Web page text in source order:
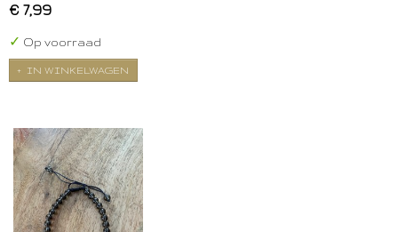
€ 7,99
✓ Op voorraad
IN WINKELWAGEN